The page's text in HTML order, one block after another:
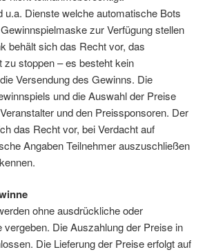
Dienste welche automatische Bots
zur Verfügung stellen
behält sich das Recht vor, das
zu stoppen – es besteht kein
Versendung des Gewinns. Die
und die Auswahl der Preise
und den Preissponsoren. Der
das Recht vor, bei Verdacht auf
Angaben Teilnehmer auszuschließen
ohne ausdrückliche oder
vergeben. Die Auszahlung der Preise in
Die Lieferung der Preise erfolgt auf